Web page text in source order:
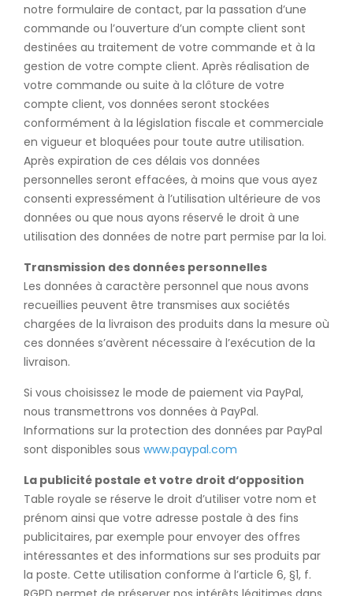
notre formulaire de contact, par la passation d’une
commande ou l’ouverture d’un compte client sont
destinées au traitement de votre commande et à la
gestion de votre compte client. Après réalisation de
votre commande ou suite à la clôture de votre
compte client, vos données seront stockées
conformément à la législation fiscale et commerciale
en vigueur et bloquées pour toute autre utilisation.
Après expiration de ces délais vos données
personnelles seront effacées, à moins que vous ayez
consenti expressément à l’utilisation ultérieure de vos
données ou que nous ayons réservé le droit à une
utilisation des données de notre part permise par la loi.
Transmission des données personnelles
Les données à caractère personnel que nous avons
recueillies peuvent être transmises aux sociétés
chargées de la livraison des produits dans la mesure où
ces données s’avèrent nécessaire à l’exécution de la
livraison.
Si vous choisissez le mode de paiement via PayPal,
nous transmettrons vos données à PayPal.
Informations sur la protection des données par PayPal
sont disponibles sous www.paypal.com
La publicité postale et votre droit d‘opposition
Table royale se réserve le droit d’utiliser votre nom et
prénom ainsi que votre adresse postale à des fins
publicitaires, par exemple pour envoyer des offres
intéressantes et des informations sur ses produits par
la poste. Cette utilisation conforme à l’article 6, §1, f.